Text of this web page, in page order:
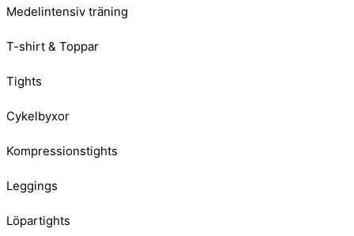
Medelintensiv träning
T-shirt & Toppar
Tights
Cykelbyxor
Kompressionstights
Leggings
Löpartights